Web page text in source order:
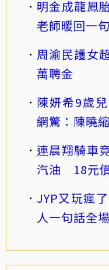
明金成龍鳳
老師暖回一
周渝民護女
萬聘金
陳妍希9歲
網驚：陳曉
連晨翔騎車
汽油 18元
JYP又玩瘋
人一句話全